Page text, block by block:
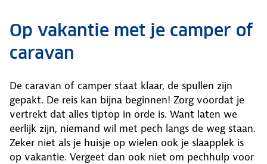
Op vakantie met je camper of
caravan
De caravan of camper staat klaar, de spullen zijn
gepakt. De reis kan bijna beginnen! Zorg voordat je
vertrekt dat alles tiptop in orde is. Want laten we
eerlijk zijn, niemand wil met pech langs de weg staan.
Zeker niet als je huisje op wielen ook je slaapplek is
op vakantie. Vergeet dan ook niet om pechhulp voor